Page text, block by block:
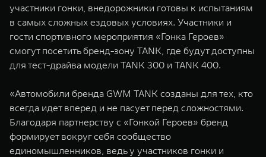
WEY 80
Масштаб возможностей
от 6 449 000 ₽
WEY 80
от 8 099
участники гонки, внедорожники готовы к испытаниям
в самых сложных ездовых условиях. Участники и
гости спортивного мероприятия «Гонка Героев»
смогут посетить бренд-зону TANK, где будут доступны
для тест-драйва модели TANK 300 и TANK 400.
«Автомобили бренда GWM TANK созданы для тех, кто
всегда идет вперед и не пасует перед сложностями.
Благодаря партнерству с «Гонкой Героев» бренд
формирует вокруг себя сообщество
единомышленников, ведь у участников гонки и